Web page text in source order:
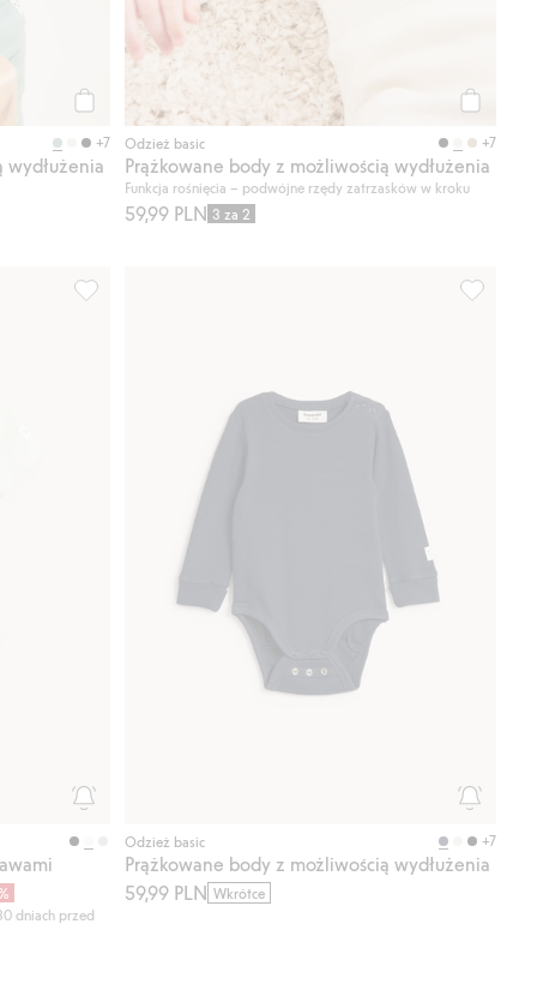
+7
wydłużenia
Odzież basic +7
Prążkowane body z możliwością wydłużenia
Funkcja rośnięcia – podwójne rzędy zatrzasków w kroku
59,99 PLN 3 za 2
dniach przed
Odzież basic +7
Prążkowane body z możliwością wydłużenia
59,99 PLN Wkrótce